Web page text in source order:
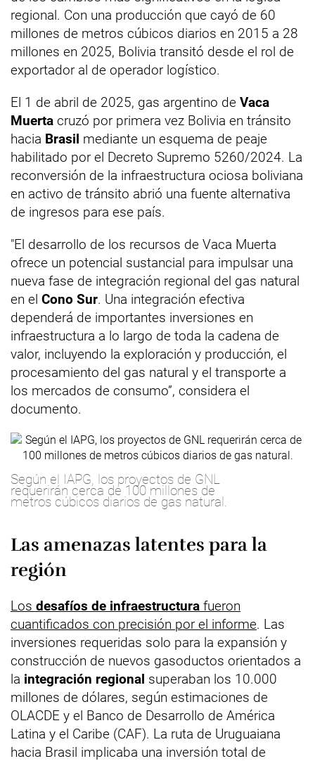
regional. Con una producción que cayó de 60
millones de metros cúbicos diarios en 2015 a 28
millones en 2025, Bolivia transitó desde el rol de
exportador al de operador logístico.
El 1 de abril de 2025, gas argentino de Vaca
Muerta cruzó por primera vez Bolivia en tránsito
hacia Brasil mediante un esquema de peaje
habilitado por el Decreto Supremo 5260/2024. La
reconversión de la infraestructura ociosa boliviana
en activo de tránsito abrió una fuente alternativa
de ingresos para ese país.
"El desarrollo de los recursos de Vaca Muerta
ofrece un potencial sustancial para impulsar una
nueva fase de integración regional del gas natural
en el Cono Sur. Una integración efectiva
dependerá de importantes inversiones en
infraestructura a lo largo de toda la cadena de
valor, incluyendo la exploración y producción, el
procesamiento del gas natural y el transporte a
los mercados de consumo”, considera el
documento.
Según el IAPG, los proyectos de GNL
requerirán cerca de 100 millones de
metros cúbicos diarios de gas natural.
Las amenazas latentes para la
región
Los desafíos de infraestructura fueron
cuantificados con precisión por el informe. Las
inversiones requeridas solo para la expansión y
construcción de nuevos gasoductos orientados a
la integración regional superaban los 10.000
millones de dólares, según estimaciones de
OLACDE y el Banco de Desarrollo de América
Latina y el Caribe (CAF). La ruta de Uruguaiana
hacia Brasil implicaba una inversión total de